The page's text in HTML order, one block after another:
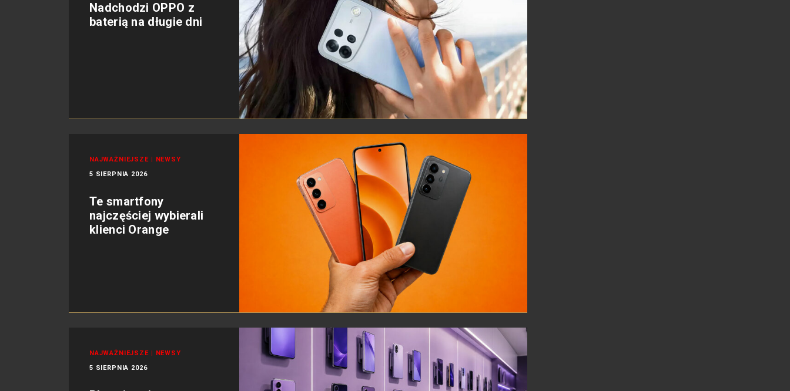
Nadchodzi OPPO z
baterią na długie dni
NAJWAŻNIEJSZE | NEWSY
5 SIERPNIA 2026
Te smartfony
najczęściej wybierali
klienci Orange
NAJWAŻNIEJSZE | NEWSY
5 SIERPNIA 2026